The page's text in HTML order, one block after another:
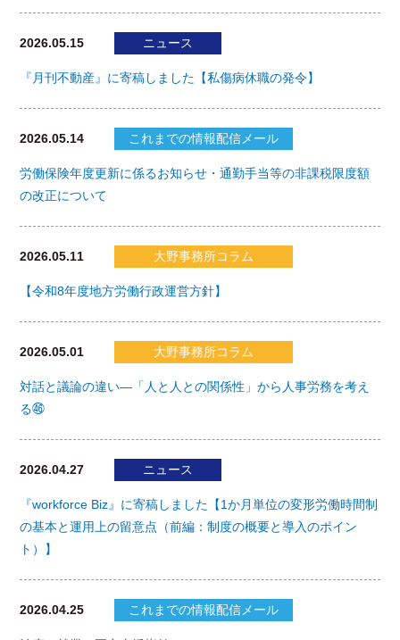
2026.05.15 ニュース
『月刊不動産』に寄稿しました【私傷病休職の発令】
2026.05.14 これまでの情報配信メール
労働保険年度更新に係るお知らせ・通勤手当等の非課税限度額
の改正について
2026.05.11 大野事務所コラム
【令和8年度地方労働行政運営方針】
2026.05.01 大野事務所コラム
対話と議論の違い―「人と人との関係性」から人事労務を考え
る㊻
2026.04.27 ニュース
『workforce Biz』に寄稿しました【1か月単位の変形労働時間制
の基本と運用上の留意点（前編：制度の概要と導入のポイン
ト）】
2026.04.25 これまでの情報配信メール